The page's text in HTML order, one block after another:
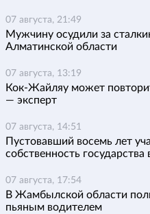
07 августа, 21:49
Мужчину осудили за
Алматинской области
07 августа, 13:19
Кок-Жайляу может
— эксперт
07 августа, 14:51
Пустовавший восемь лет
собственность
07 августа, 17:54
В Жамбылской области
пьяным водителем